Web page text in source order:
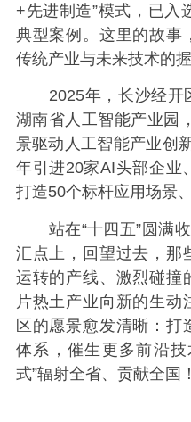
+先进制造”模式，已入
典型案例。这里的故事
传统产业与未来技术的握
2025年，长沙经开
湖南省人工智能产业园
景驱动人工智能产业创
年引进20家AI头部企业
打造50个标杆应用场景
站在“十四五”圆满收
汇点上，回望过去，那
运转的产线、激烈碰撞
片热土产业向新的生动
区的愿景愈发清晰：打
体系，催生更多前沿
式”辐射全省、贡献全国！